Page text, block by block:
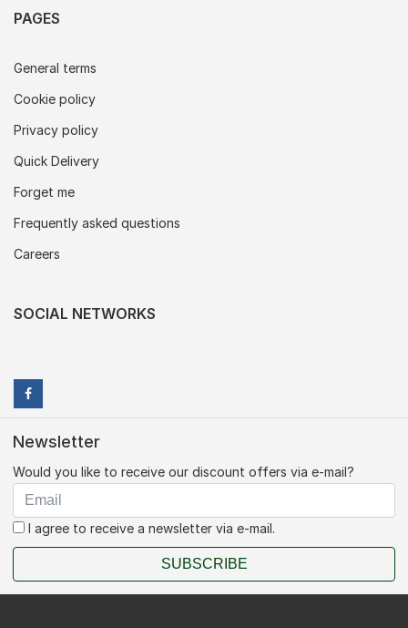
PAGES
General terms
Cookie policy
Privacy policy
Quick Delivery
Forget me
Frequently asked questions
Careers
SOCIAL NETWORKS
Newsletter
Would you like to receive our discount offers via e-mail?
I agree to receive a newsletter via e-mail.
SUBSCRIBE